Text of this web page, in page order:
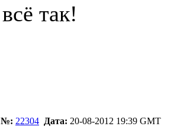
всё так!
№: 22304 Дата: 20-08-2012 19:39 GMT